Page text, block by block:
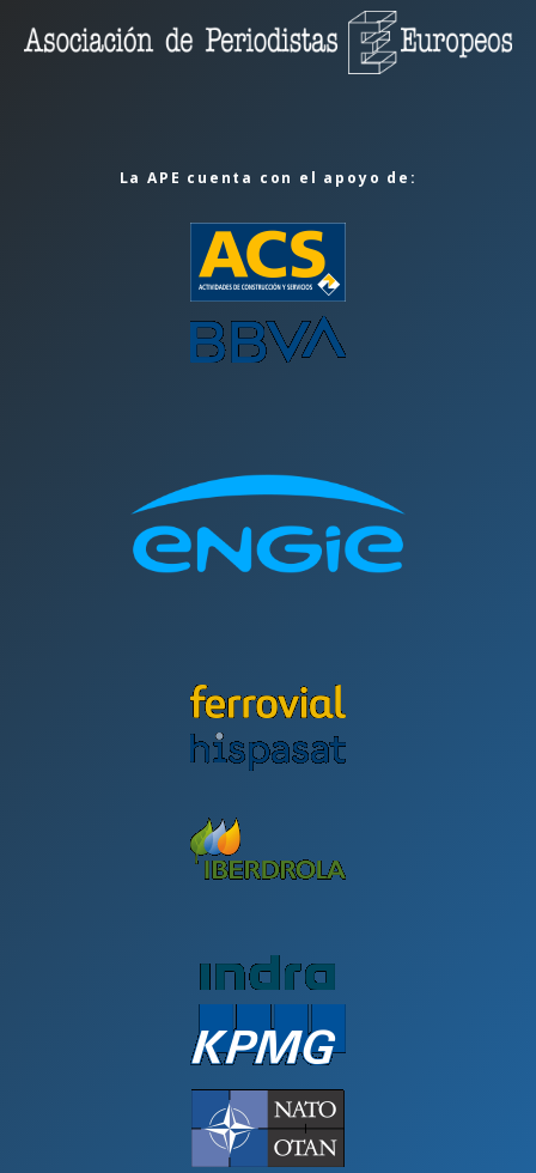
La APE cuenta con el apoyo de: